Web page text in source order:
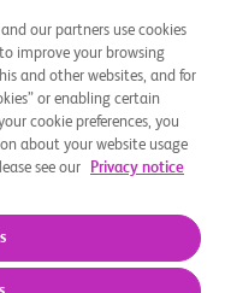
the
routes and
as well as safety
our partners use cookies
improve your browsing
and other websites, and for
or enabling certain
cookie preferences, you
about your website usage
see our
Privacy notice